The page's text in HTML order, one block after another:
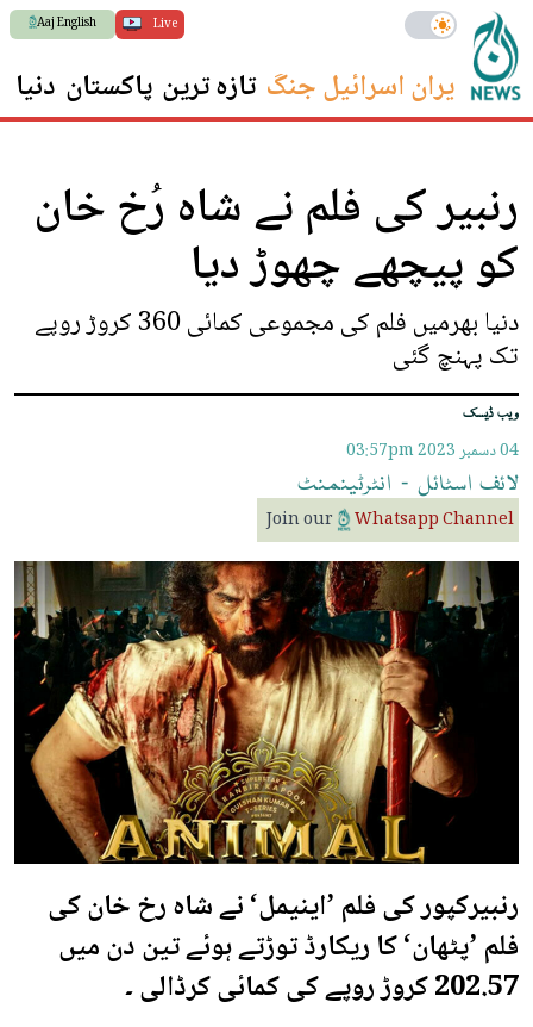
Live
Aaj English
ایران اسرائیل جنگ تازہ ترین پاکستان دنیا
رنبیر کی فلم نے شاہ رُخ خان
کو پیچھے چھوڑ دیا
دنیا بھرمیں فلم کی مجموعی کمائی 360 کروڑ روپے
تک پہنچ گئی
ویب ڈیسک
04 دسمبر 2023 03:57pm
لائف اسٹائل - انٹرٹینمنٹ
Join our Whatsapp Channel
رنبیرکپور کی فلم ’اینیمل‘ نے شاہ رخ خان کی
فلم ’پٹھان‘ کا ریکارڈ توڑتے ہوئے تین دن میں
202.57 کروڑ روپے کی کمائی کرڈالی ۔